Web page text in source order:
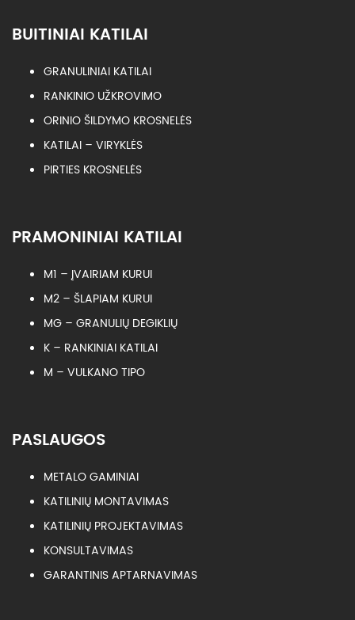
BUITINIAI KATILAI
GRANULINIAI KATILAI
RANKINIO UŽKROVIMO
ORINIO ŠILDYMO KROSNELĖS
KATILAI – VIRYKLĖS
PIRTIES KROSNELĖS
PRAMONINIAI KATILAI
M1 – ĮVAIRIAM KURUI
M2 – ŠLAPIAM KURUI
MG – GRANULIŲ DEGIKLIŲ
K – RANKINIAI KATILAI
M – VULKANO TIPO
PASLAUGOS
METALO GAMINIAI
KATILINIŲ MONTAVIMAS
KATILINIŲ PROJEKTAVIMAS
KONSULTAVIMAS
GARANTINIS APTARNAVIMAS